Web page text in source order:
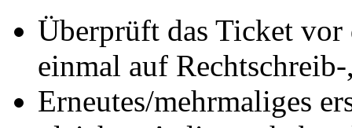
Überprüft das Ticket vor
einmal auf
Erneutes/mehrmaliges